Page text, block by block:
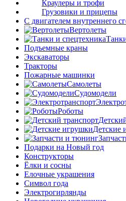
Краулеры и трофи
Грузовики и прицепы
С двигателем внутреннего
Вертолеты
Подъемные краны
Экскаваторы
Тракторы
Пожарные машинки
Самолеты
Судомодели
Роботы
Детские
Подарки на Новый год
Конструкторы
Ёлки и сосны
Елочные украшения
Символ года
Электрогирлянды